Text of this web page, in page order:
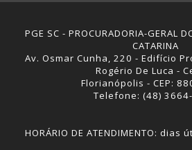
PGE SC - PROCURADORIA-GERAL
CATARINA
Av. Osmar Cunha, 220 - Edifício
Rogério De Luca -
Florianópolis - CEP:
Telefone: (48)
HORÁRIO DE ATENDIMENTO: